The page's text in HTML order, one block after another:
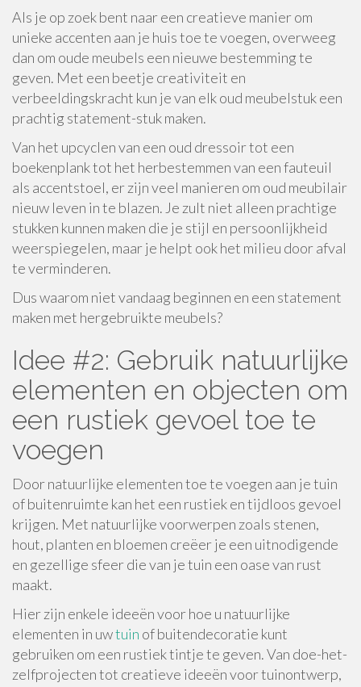
Als je op zoek bent naar een creatieve manier om
unieke accenten aan je huis toe te voegen, overweeg
dan om oude meubels een nieuwe bestemming te
geven. Met een beetje creativiteit en
verbeeldingskracht kun je van elk oud meubelstuk een
prachtig statement-stuk maken.
Van het upcyclen van een oud dressoir tot een
boekenplank tot het herbestemmen van een fauteuil
als accentstoel, er zijn veel manieren om oud meubilair
nieuw leven in te blazen. Je zult niet alleen prachtige
stukken kunnen maken die je stijl en persoonlijkheid
weerspiegelen, maar je helpt ook het milieu door afval
te verminderen.
Dus waarom niet vandaag beginnen en een statement
maken met hergebruikte meubels?
Idee #2: Gebruik natuurlijke
elementen en objecten om
een rustiek gevoel toe te
voegen
Door natuurlijke elementen toe te voegen aan je tuin
of buitenruimte kan het een rustiek en tijdloos gevoel
krijgen. Met natuurlijke voorwerpen zoals stenen,
hout, planten en bloemen creëer je een uitnodigende
en gezellige sfeer die van je tuin een oase van rust
maakt.
Hier zijn enkele ideeën voor hoe u natuurlijke
elementen in uwtuin of buitendecoratie kunt
gebruiken om een rustiek tintje te geven. Van doe-het-
zelfprojecten tot creatieve ideeën voor tuinontwerp,